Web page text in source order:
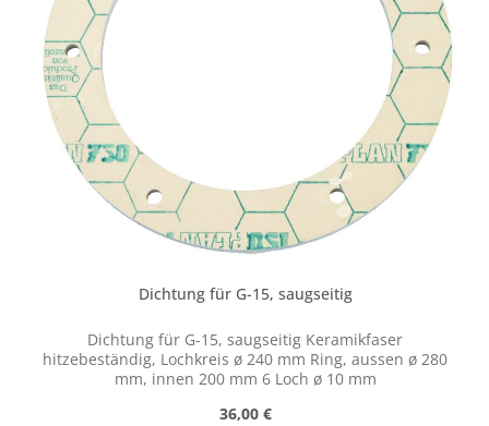
Dichtung für G-15, saugseitig
Dichtung für G-15, saugseitig Keramikfaser
hitzebeständig, Lochkreis ø 240 mm Ring, aussen ø 280
mm, innen 200 mm 6 Loch ø 10 mm
Regulärer Preis:
36,00 €